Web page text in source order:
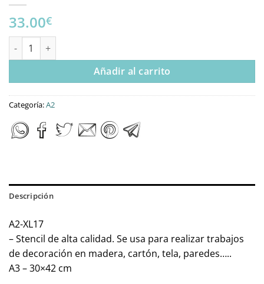
33.00€
Stencil A2 Dayka FONDO cantidad
Añadir al carrito
Categoría:A2
Descripción
A2-XL17
– Stencil de alta calidad. Se usa para realizar trabajos
de decoración en madera, cartón, tela, paredes…..
A3 – 30×42 cm